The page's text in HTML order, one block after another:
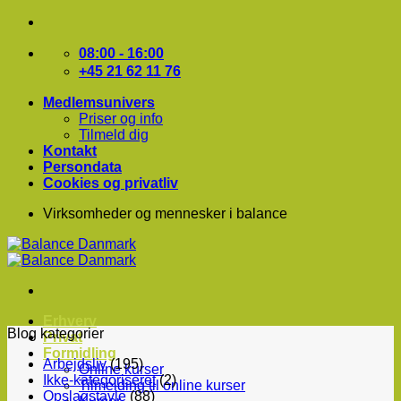
Fortsæt
indhold
08:00 - 16:00
+45 21 62 11 76
Medlemsunivers
Priser og info
Tilmeld dig
Kontakt
Persondata
Cookies og privatliv
Virksomheder og mennesker i balance
Privat
Formidling
Online kurser
Tilmelding til online kurser
Blog kategorier
Arbejdsliv(195)
Ikke-kategoriseret(2)
Opslagstavle(88)